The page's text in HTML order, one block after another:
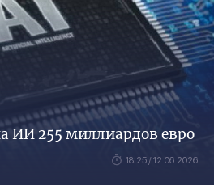
ИИ 255 миллиардов евро
18:25 / 12.06.2026